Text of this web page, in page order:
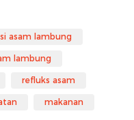
asam lambung
lambung
refluks asam
makanan